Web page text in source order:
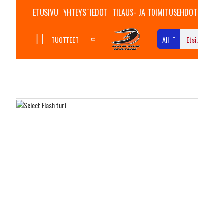
ETUSIVU YHTEYSTIEDOT TILAUS- JA TOIMITUSEHDOT
TUOTTEET All